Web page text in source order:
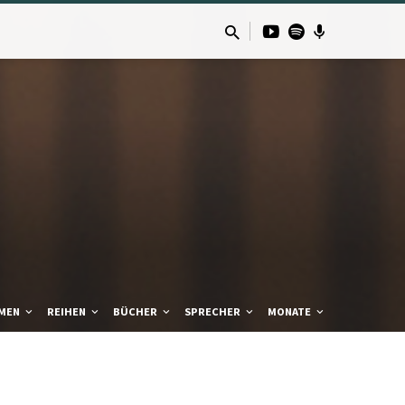
REIHEN BÜCHER SPRECHER MONATE